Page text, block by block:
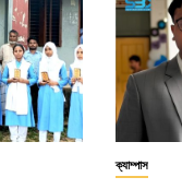
ক্যাম্পাস